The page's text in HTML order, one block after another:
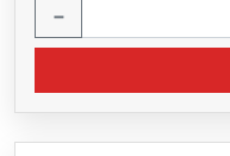
−